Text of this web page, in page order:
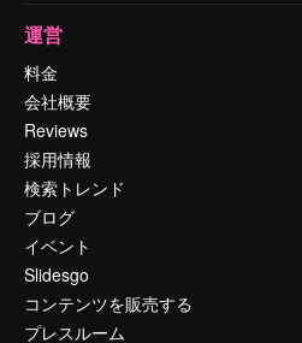
運営
料金
会社概要
Reviews
採用情報
検索トレンド
ブログ
イベント
Slidesgo
コンテンツを販売する
プレスルーム